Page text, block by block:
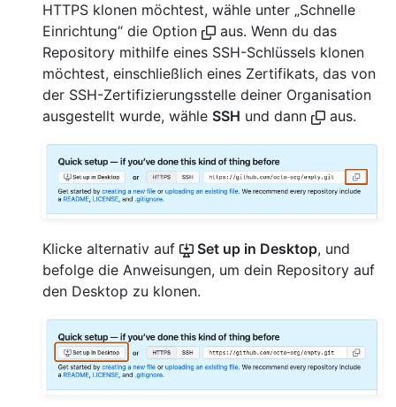
HTTPS klonen möchtest, wähle unter „Schnelle
Einrichtung“ die Option
aus. Wenn du das
Repository mithilfe eines SSH-Schlüssels klonen
möchtest, einschließlich eines Zertifikats, das von
der SSH-Zertifizierungsstelle deiner Organisation
ausgestellt wurde, wähle SSH und dann aus.
Klicke alternativ auf Set up in Desktop, und
befolge die Anweisungen, um dein Repository auf
den Desktop zu klonen.